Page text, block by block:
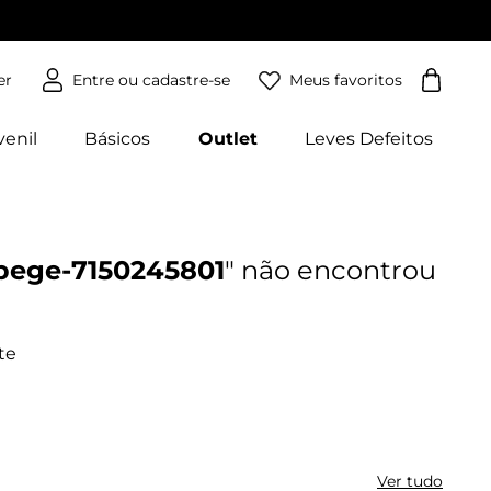
Meus favoritos
Básicos Outlet Leves Defeitos
7150245801
Ver tudo